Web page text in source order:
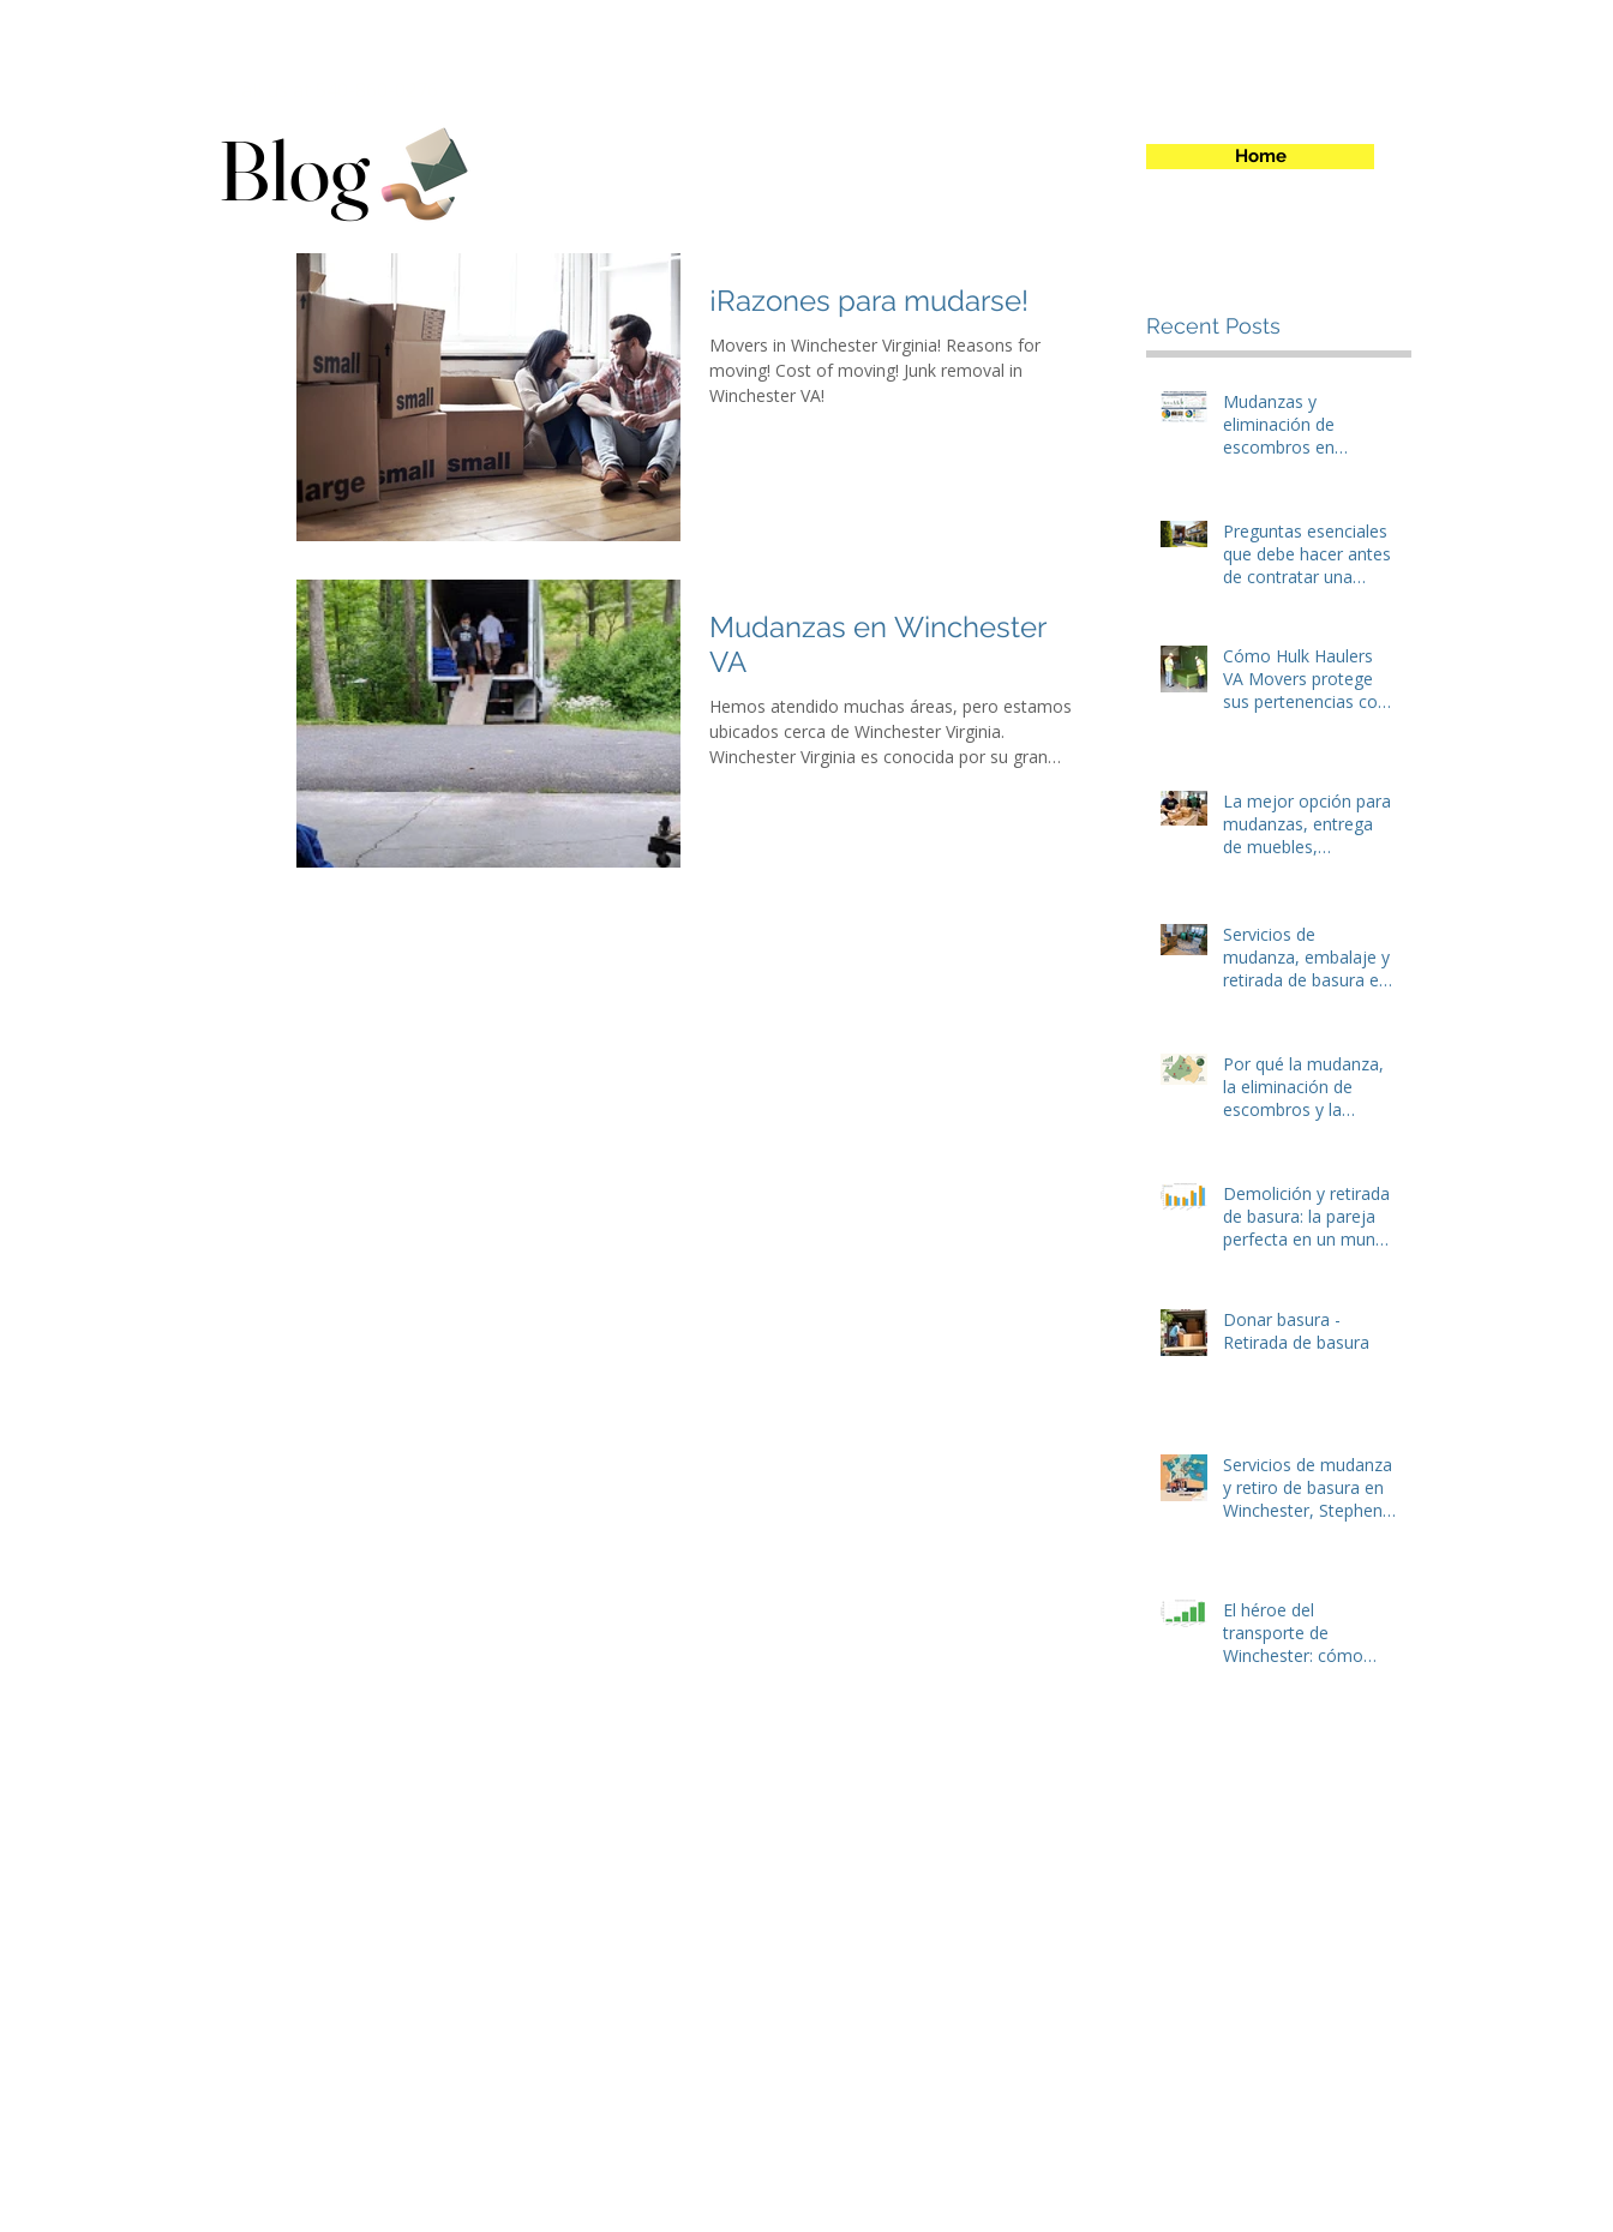
Blog Home
¡Razones para mudarse!
Movers in Winchester Virginia! Reasons for
moving! Cost of moving! Junk removal in
Winchester VA!
Mudanzas en Winchester
VA
Hemos atendido muchas áreas, pero estamos
ubicados cerca de Winchester Virginia.
Winchester Virginia es conocida por su gran
Recent Posts
Mudanzas y
eliminación de
escombros en
Preguntas esenciales
que debe hacer antes
de contratar una
de eliminación de
basura
Cómo Hulk Haulers
VA Movers protege
sus pertenencias con
La mejor opción para
mudanzas, entrega
de muebles,
Winchester y
Stephens City, VA.
Servicios de
mudanza, embalaje y
retirada de basura en
Por qué la mudanza,
la eliminación de
escombros y la
Demolición y retirada
de basura: la pareja
perfecta en un mundo
Donar basura -
Retirada de basura
Servicios de mudanza
y retiro de basura en
Winchester, Stephens
El héroe del
transporte de
Winchester: cómo